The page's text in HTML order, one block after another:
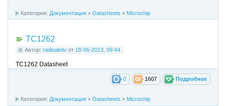
Категория: Документация » Datasheets » Microchip
TC1262
Автор: radioaktiv от 18-06-2013, 09:44
TC1262 Datasheet
Подробнее
1607
0
Категория: Документация » Datasheets » Microchip